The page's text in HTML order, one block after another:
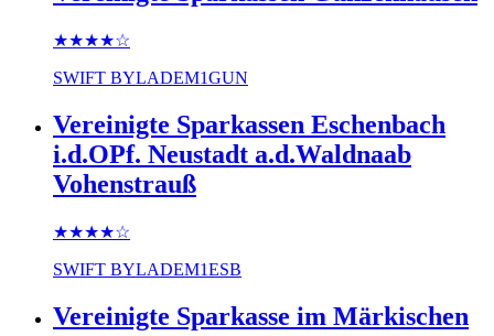
★★★★☆
SWIFT BYLADEM1GUN
Vereinigte Sparkassen Eschenbach
i.d.OPf. Neustadt a.d.Waldnaab
Vohenstrauß
★★★★☆
SWIFT BYLADEM1ESB
Vereinigte Sparkasse im Märkischen